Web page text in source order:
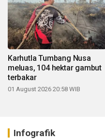
Karhutla Tumbang Nusa
meluas, 104 hektar gambut
terbakar
01 August 2026 20:58 WIB
Infografik